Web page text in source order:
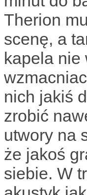
Therion
scenę, a
kapela nie
nich jakiś
zrobić
utwory na
że jakoś
siebie. W